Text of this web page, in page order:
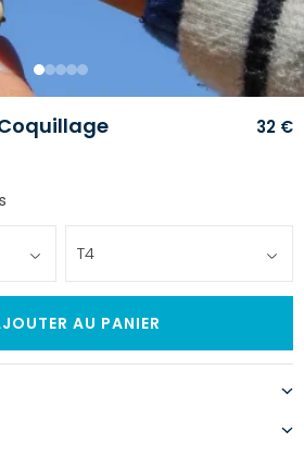
1 2345
32 €
T4
AU PANIER